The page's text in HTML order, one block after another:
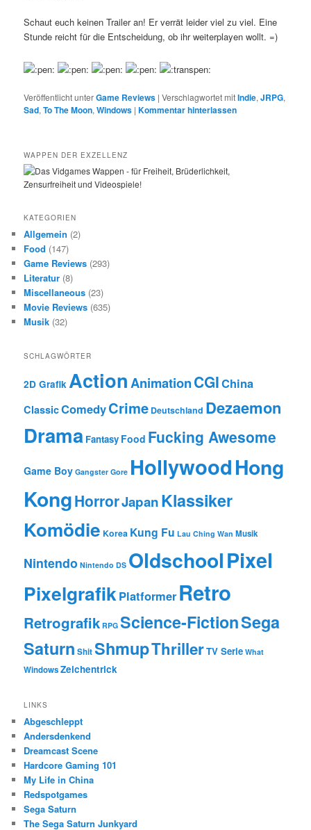
Schaut euch keinen Trailer an! Er verrät leider viel zu viel. Eine
Stunde reicht für die Entscheidung, ob ihr weiterplayen wollt. =)
Veröffentlicht unterGame Reviews |Verschlagwortet mitIndie,JRPG,
Sad,To The Moon,Windows |Kommentar hinterlassen
WAPPEN DER EXZELLENZ
KATEGORIEN
Allgemein (2)
Food (147)
Game Reviews (293)
Literatur (8)
Miscellaneous (23)
Movie Reviews (635)
Musik (32)
SCHLAGWÖRTER
2D GrafikActionAnimationCGIChina
ClassicComedyCrime Deutschland Dezaemon
Drama Fantasy Food Fucking Awesome
Game Boy Gangster Gore HollywoodHong
KongHorrorJapanKlassiker
Komödie Korea Kung Fu Lau Ching Wan Musik
Nintendo Nintendo DS OldschoolPixel
PixelgrafikPlatformer Retro
Retrografik RPG Science-FictionSega
Saturn ShitShmupThrillerTV Serie What
WindowsZeichentrick
LINKS
Abgeschleppt
Andersdenkend
Dreamcast Scene
Hardcore Gaming 101
My Life in China
Redspotgames
Sega Saturn
The Sega Saturn Junkyard